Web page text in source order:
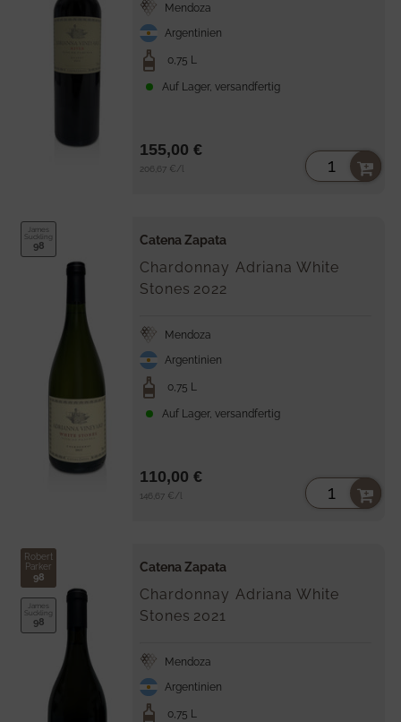
Mendoza
Argentinien
0,75 L
Auf Lager, versandfertig
Stückpreis
206,67 € /
155,00 €
James
Suckling
98 Catena Zapata
Chardonnay Adriana White
Stones 2022
Mendoza
Argentinien
0,75 L
Auf Lager, versandfertig
Stückpreis
146,67 € /
110,00 €
Robert
Parker
98
James
Suckling
98
Catena Zapata
Chardonnay Adriana White
Stones 2021
Mendoza
Argentinien
0,75 L